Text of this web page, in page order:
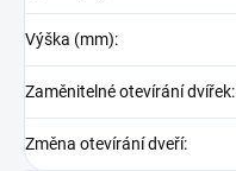
Výška (mm):
Zaměnitelné otevírání dvířek:
Změna otevírání dveří: